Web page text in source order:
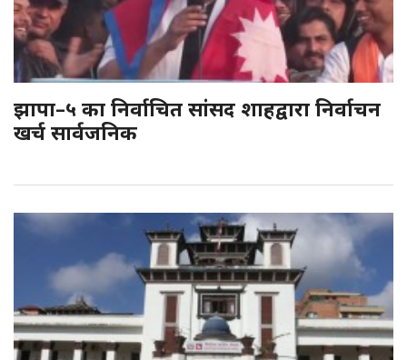
झापा–५ का निर्वाचित सांसद शाहद्वारा निर्वाचन
खर्च सार्वजनिक